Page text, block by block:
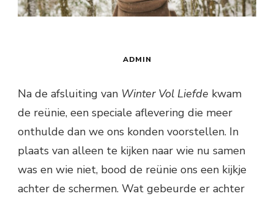
ADMIN
Na de afsluiting van Winter Vol Liefde kwam
de reünie, een speciale aflevering die meer
onthulde dan we ons konden voorstellen. In
plaats van alleen te kijken naar wie nu samen
was en wie niet, bood de reünie ons een kijkje
achter de schermen. Wat gebeurde er achter